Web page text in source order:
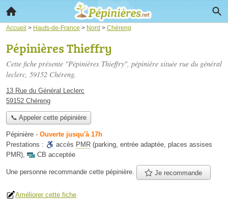
Accueil > Hauts-de-France > Nord > Chéreng
Pépinières Thieffry
Cette fiche présente "Pépinières Thieffry", pépinière située rue du général
leclerc, 59152 Chéreng.
13 Rue du Général Leclerc
59152 Chéreng
📞 Appeler cette pépinière
Pépinière - Ouverte jusqu'à 17h
Prestations :
accès PMR (parking, entrée adaptée, places assises
PMR), CB acceptée
Une personne recommande cette pépinière. Je recommande
Améliorer cette fiche